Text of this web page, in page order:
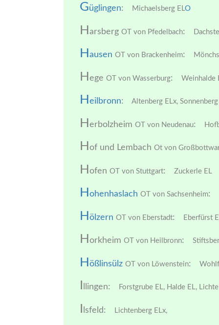
Güglingen: Michaelsberg ELO
H arsberg OT von Pfedelbach:
H ausen OT von Brackenheim:
H ege OT von Wasserburg: Weinhalde
H eilbronn: Altenberg ELx,Sonnenberg
H erbolzheim OT von Neudenau:
H of und Lembach Ot von
H ofen OT von Stuttgart: Zuckerle EL
H ohenhaslach OT von Sachsenheim:
H ölzern OT von Eberstadt: Eberfürst
H orkheim OT von Heilbronn:
H ößlinsülz OT von Löwenstein:
llingen: Forstgrube EL,Halde EL,
lsfeld: Lichtenberg ELx,